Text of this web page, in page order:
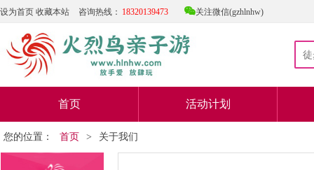
设为首页 收藏本站 咨询热线： 18320139473 关注微信(gzhlnhw)
首页 活动计划
您的位置： 首页 > 关于我们